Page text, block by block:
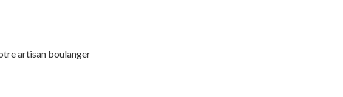
artisan boulanger